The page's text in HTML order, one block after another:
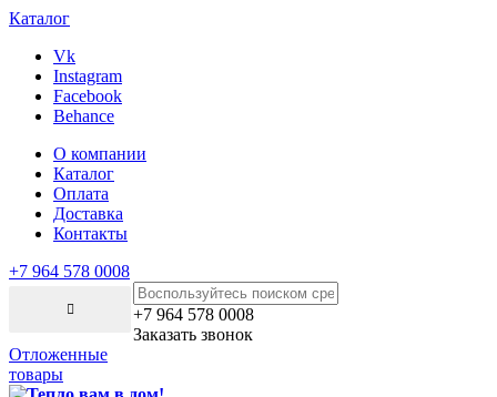
Каталог
Vk
Instagram
Facebook
Behance
О компании
Каталог
Оплата
Доставка
Контакты
+7 964 578 0008
+7 964 578 0008
Заказать звонок
Отложенные
товары